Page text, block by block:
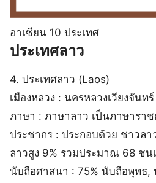
อาเซียน 10 ประเทศ
ประเทศลาว
4. ประเทศลาว (Laos)
เมืองหลวง : นครหลวงเวียงจันทร์
ภาษา : ภาษาลาว เป็นภาษาราช
ประชากร : ประกอบด้วย ชาวลา
ลาวสูง 9% รวมประมาณ 68 ชน
นับถือศาสนา : 75% นับถือพุทธ,